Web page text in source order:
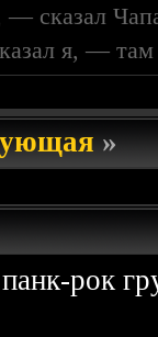
сказал
я, — там
»
рок